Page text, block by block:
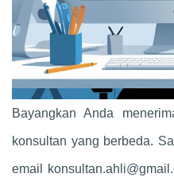
Bayangkan Anda
konsultan yang berbeda.
email